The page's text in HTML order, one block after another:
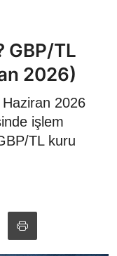
GBP/TL
2026)
2026
işlem
TL kuru